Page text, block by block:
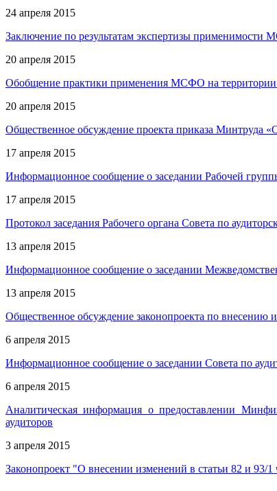
24 апреля 2015
Заключение по результатам экспертизы
20 апреля 2015
Обобщение практики применения МСФО на
20 апреля 2015
Общественное обсуждение проекта приказа Минтруда
17 апреля 2015
Информационное сообщение о заседании Рабочей
17 апреля 2015
Протокол заседания Рабочего органа Совета по
13 апреля 2015
Информационное сообщение о заседании
13 апреля 2015
Общественное обсуждение законопроекта по
6 апреля 2015
Информационное сообщение о заседании Совета по
6 апреля 2015
Аналитическая информация о предоставлении
аудиторов
3 апреля 2015
Законопроект "О внесении изменений в статьи 82 и 93/